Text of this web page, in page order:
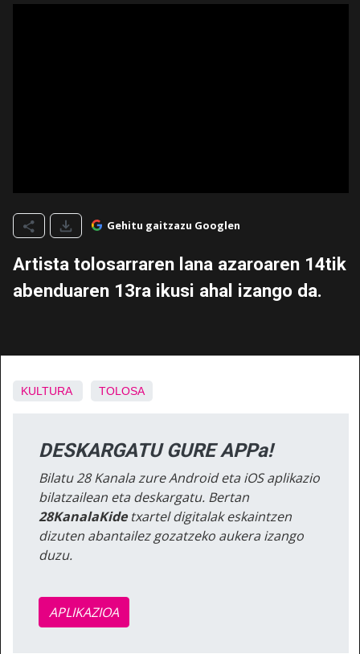
Gehitu gaitzazu Googlen
Artista tolosarraren lana azaroaren 14tik
abenduaren 13ra ikusi ahal izango da.
KULTURA TOLOSA
DESKARGATU GURE APPa!
Bilatu 28 Kanala zure Android eta iOS aplikazio
bilatzailean eta deskargatu. Bertan
28KanalaKidetxartel digitalak eskaintzen
dizuten abantailez gozatzeko aukera izango
duzu.
APLIKAZIOA